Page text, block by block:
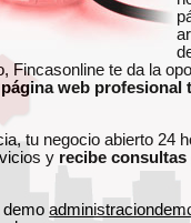
Fincasonline te da la
web profesional
tu negocio abierto 24
y recibe consultas
demo